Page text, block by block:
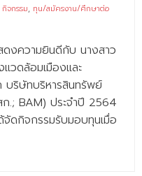
กิจกรรม, ทุน/สมัครงาน/ศึกษาต่อ
ดงความยินดีกับ นางสาว
วดล้อมเมืองและ
บริษัทบริหารสินทรัพย์
.; BAM) ประจำปี 2564
ดกิจกรรมรับมอบทุนเมื่อ